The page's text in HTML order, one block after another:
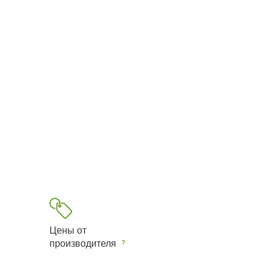
Цены от
производителя